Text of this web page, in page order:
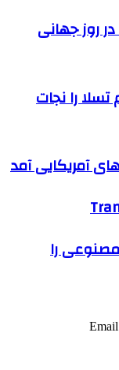
روز جهانی
را نجات
آمریکایی آمد
را